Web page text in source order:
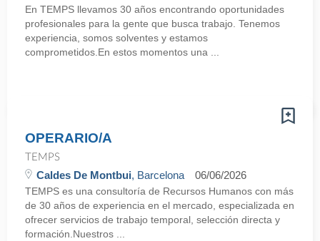
En TEMPS llevamos 30 años encontrando oportunidades
profesionales para la gente que busca trabajo. Tenemos
experiencia, somos solventes y estamos
comprometidos.En estos momentos una ...
OPERARIO/A
TEMPS
Caldes De Montbui, Barcelona 06/06/2026
TEMPS es una consultoría de Recursos Humanos con más
de 30 años de experiencia en el mercado, especializada en
ofrecer servicios de trabajo temporal, selección directa y
formación.Nuestros ...